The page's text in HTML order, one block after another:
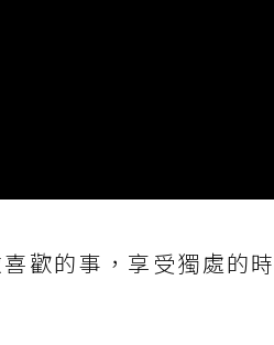
歡的事，享受獨處的